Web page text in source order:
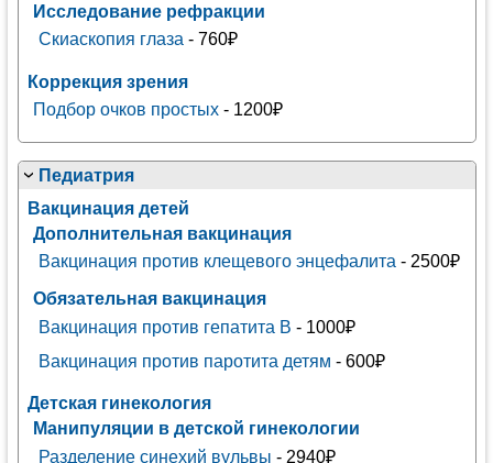
Исследование рефракции
Скиаскопия глаза- 760₽
Коррекция зрения
Подбор очков простых - 1200₽
Педиатрия
Вакцинация детей
Дополнительная вакцинация
Вакцинация против клещевого энцефалита - 2500₽
Обязательная вакцинация
Вакцинация против гепатита В - 1000₽
Вакцинация против паротита детям - 600₽
Детская гинекология
Манипуляции в детской гинекологии
Разделение синехий вульвы - 2940₽